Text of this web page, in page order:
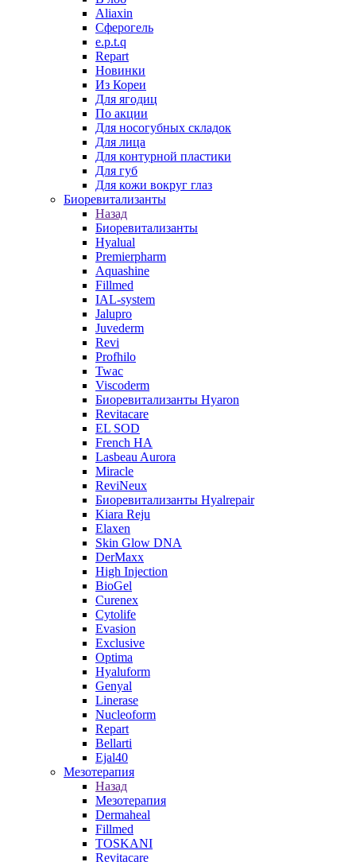
Aliaxin
Сферогель
e.p.t.q
Repart
Новинки
Из Кореи
Для ягодиц
По акции
Для носогубных складок
Для лица
Для контурной пластики
Для губ
Для кожи вокруг глаз
Биоревитализанты
Назад
Биоревитализанты
Hyalual
Premierpharm
Aquashine
Fillmed
IAL-system
Jalupro
Juvederm
Revi
Profhilo
Twac
Viscoderm
Биоревитализанты Hyaron
Revitacare
EL SOD
French HA
Lasbeau Aurora
Miracle
ReviNeux
Биоревитализанты Hyalrepair
Kiara Reju
Elaxen
Skin Glow DNA
DerMaxx
High Injection
BioGel
Curenex
Cytolife
Evasion
Exclusive
Optima
Hyaluform
Genyal
Linerase
Nucleoform
Repart
Bellarti
Ejal40
Мезотерапия
Назад
Мезотерапия
Dermaheal
Fillmed
TOSKANI
Revitacare